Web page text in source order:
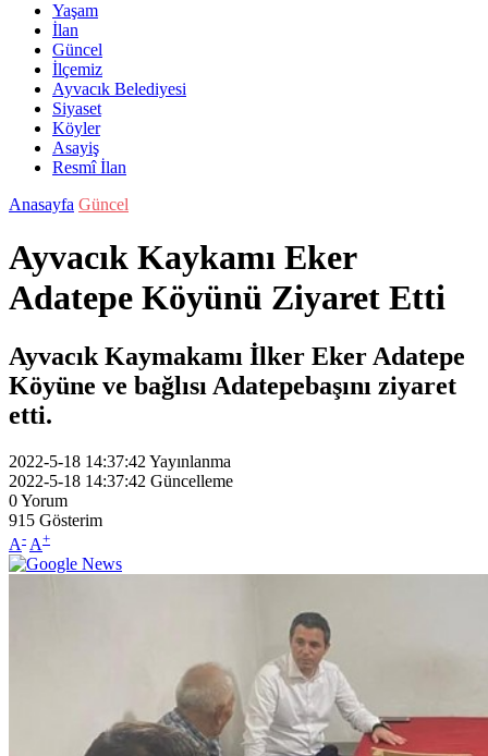
Yaşam
İlan
Güncel
İlçemiz
Ayvacık Belediyesi
Siyaset
Köyler
Asayiş
Resmî İlan
Anasayfa Güncel
Ayvacık Kaykamı Eker
Adatepe Köyünü Ziyaret Etti
Ayvacık Kaymakamı İlker Eker Adatepe
Köyüne ve bağlısı Adatepebaşını ziyaret
etti.
2022-5-18 14:37:42 Yayınlanma
2022-5-18 14:37:42 Güncelleme
0Yorum
915 Gösterim
A- A+